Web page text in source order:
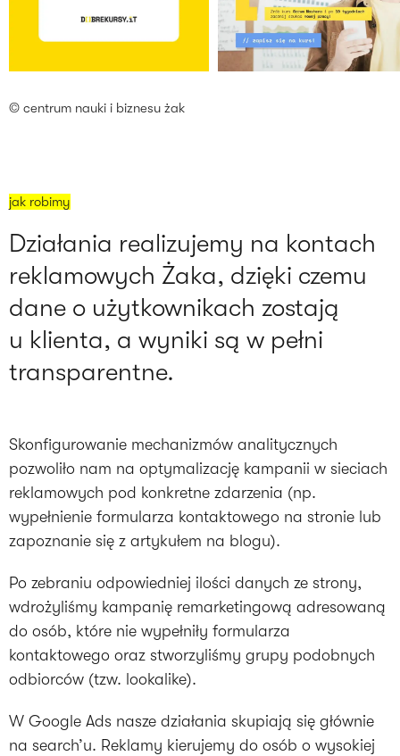
© centrum nauki i biznesu żak
jak robimy
Działania realizujemy na kontach
reklamowych Żaka, dzięki czemu
dane o użytkownikach zostają
u klienta, a wyniki są w pełni
transparentne.
Skonfigurowanie mechanizmów analitycznych
pozwoliło nam na optymalizację kampanii w sieciach
reklamowych pod konkretne zdarzenia (np.
wypełnienie formularza kontaktowego na stronie lub
zapoznanie się z artykułem na blogu).
Po zebraniu odpowiedniej ilości danych ze strony,
wdrożyliśmy kampanię remarketingową adresowaną
do osób, które nie wypełniły formularza
kontaktowego oraz stworzyliśmy grupy podobnych
odbiorców (tzw. lookalike).
W Google Ads nasze działania skupiają się głównie
na search’u. Reklamy kierujemy do osób o wysokiej